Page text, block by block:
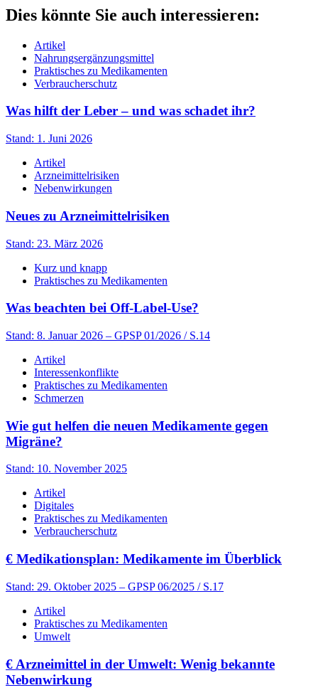
Dies könnte Sie auch interessieren:
Artikel
Nahrungsergänzungsmittel
Praktisches zu Medikamenten
Verbraucherschutz
Was hilft der Leber – und was schadet ihr?
Stand: 1. Juni 2026
Artikel
Arzneimittelrisiken
Nebenwirkungen
Neues zu Arzneimittelrisiken
Stand: 23. März 2026
Kurz und knapp
Praktisches zu Medikamenten
Was beachten bei Off-Label-Use?
Stand: 8. Januar 2026 – GPSP 01/2026 / S.14
Artikel
Interessenkonflikte
Praktisches zu Medikamenten
Schmerzen
Wie gut helfen die neuen Medikamente gegen
Migräne?
Stand: 10. November 2025
Artikel
Digitales
Praktisches zu Medikamenten
Verbraucherschutz
€ Medikationsplan: Medikamente im Überblick
Stand: 29. Oktober 2025 – GPSP 06/2025 / S.17
Artikel
Praktisches zu Medikamenten
Umwelt
€ Arzneimittel in der Umwelt: Wenig bekannte
Nebenwirkung